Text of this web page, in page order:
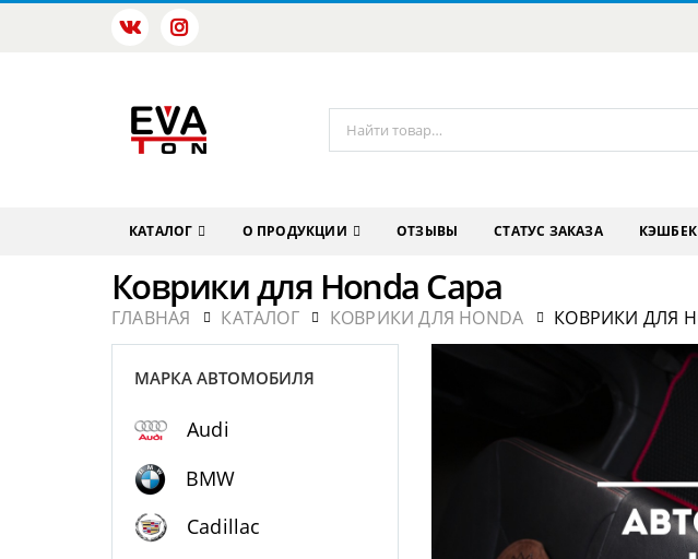
КАТАЛОГ О ПРОДУКЦИИ ОТЗЫВЫ СТАТУС ЗАКАЗА КЭШБЕК
Коврики для Honda Capa
ГЛАВНАЯ КАТАЛОГ КОВРИКИ ДЛЯ HONDA КОВРИКИ ДЛЯ
МАРКА АВТОМОБИЛЯ
Audi
BMW
Cadillac